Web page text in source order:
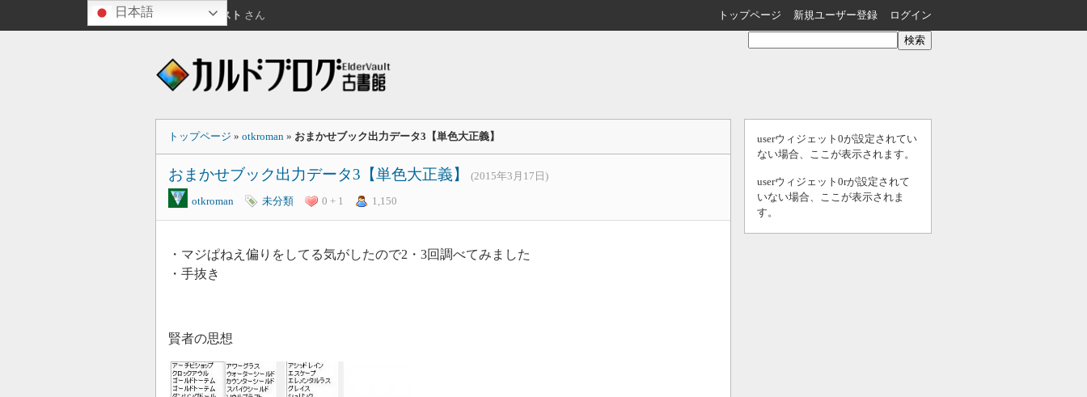
ゲスト さん トップページ 新規ユーザー登録 ログイン
トップページ » otkroman » おまかせブック出力データ3【単色大正義】
おまかせブック出力データ3【単色大正義】 (2015年3月17日)
otkroman 未分類 0 + 1 1,150
・マジぱねえ偏りをしてる気がしたので2・3回調べてみました
・手抜き
賢者の思想
userウィジェット0が設定されてい
ない場合、ここが表示されます。
userウィジェット0rが設定されて
いない場合、ここが表示されま
す。
日本語